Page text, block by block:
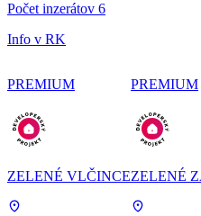
Počet inzerátov 6
Info v RK
PREMIUM
ZELENÉ VLČINCE
PREMIUM
ZELENÉ